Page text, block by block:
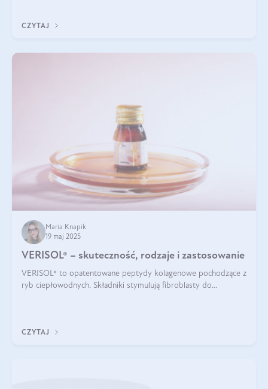
CZYTAJ
Maria Knapik
19 maj 2025
VERISOL® – skuteczność, rodzaje i zastosowanie
VERISOL® to opatentowane peptydy kolagenowe pochodzące z
ryb ciepłowodnych. Składniki stymulują fibroblasty do
CZYTAJ